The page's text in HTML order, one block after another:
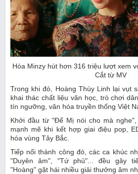
Hòa Minzy hút hơn 316 triệu lượt xem
Cắt từ MV
Trong khi đó, Hoàng Thùy Linh lại vụt
khai thác chất liệu văn học, trò chơi
tín ngưỡng, văn hóa truyền thống Việt
Khởi đầu từ "Để Mị nói cho mà
mạnh mẽ khi kết hợp giai điệu pop,
hóa vùng Tây Bắc.
Tiếp nối thành công đó, các ca khúc
"Duyên âm", "Tứ phủ"... đều gây
"Hoàng" gặt hái nhiều giải thưởng âm